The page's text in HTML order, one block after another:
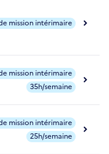
mission intérimaire
mission intérimaire
35h/semaine
mission intérimaire
25h/semaine